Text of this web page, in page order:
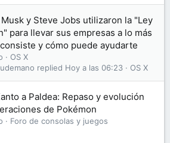
Musk y Steve Jobs utilizaron la "Ley
para llevar sus empresas a lo más
y cómo puede ayudarte
OS X
OS X
Hoy a las 06:23
a Paldea: Repaso y evolución
de Pokémon
Foro de consolas y juegos